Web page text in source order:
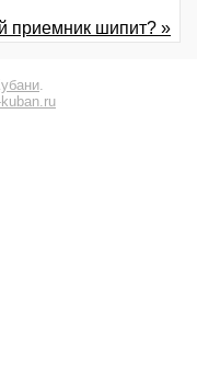
приемник шипит? »
.